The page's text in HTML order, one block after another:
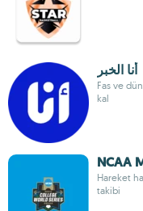
أنا الخبر
Fas ve
kal
NCAA
Hareket
takibi